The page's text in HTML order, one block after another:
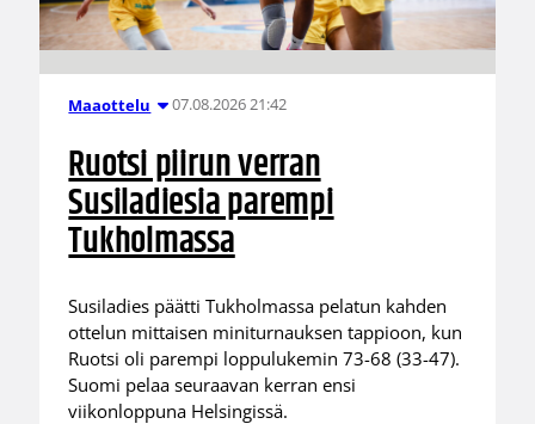
Maaottelu 07.08.2026 21:42
Ruotsi piirun verran
Susiladiesia parempi
Tukholmassa
Susiladies päätti Tukholmassa pelatun kahden
ottelun mittaisen miniturnauksen tappioon, kun
Ruotsi oli parempi loppulukemin 73-68 (33-47).
Suomi pelaa seuraavan kerran ensi
viikonloppuna Helsingissä.